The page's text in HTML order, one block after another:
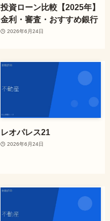
投資ローン比較【2025年】
金利・審査・おすすめ銀行
2026年6月24日
レオパレス21
2026年6月24日